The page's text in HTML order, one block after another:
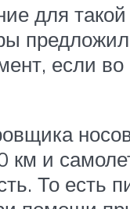
для такой
если
км и
То есть